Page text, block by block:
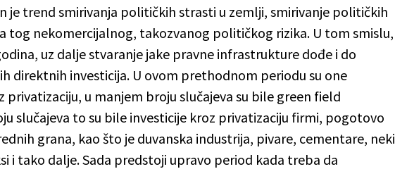
je trend smirivanja političkih strasti u zemlji, smirivanje političkih
tog nekomercijalnog, takozvanog političkog rizika. U tom smislu,
uz dalje stvaranje jake pravne infrastrukture dođe i do
direktnih investicija. U ovom prethodnom periodu su one
u manjem broju slučajeva su bile green field
slučajeva to su bile investicije kroz privatizaciju firmi, pogotovo
grana, kao što je duvanska industrija, pivare, cementare, neki
i tako dalje. Sada predstoji upravo period kada treba da